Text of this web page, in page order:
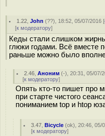
1.22 ,John (??), 18:52, 05/07/2016 [
[к модератору]
Кеды стали слишком
глюки годами. Всё вместе
раньше можно было
2.46 ,Аноним (-), 20:31, 05/07/
[к модератору]
Опять кто-то пишет про
при старте чистого
пониманием top и htop
3.47 ,Bicycle (ok), 20:46, 05/
[к модератору]